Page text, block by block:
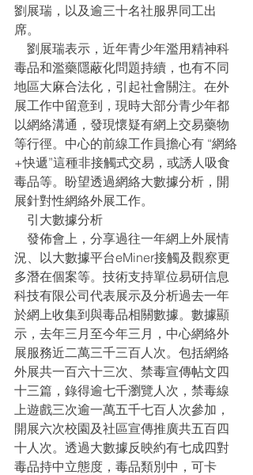
劉展瑞，以及逾三十名社服界同工出
席。
劉展瑞表示，近年青少年濫用精神科
毒品和濫藥隱蔽化問題持續，也有不同
地區大麻合法化，引起社會關注。在外
展工作中留意到，現時大部分青少年都
以網絡溝通，發現懷疑有網上交易藥物
等行徑。中心的前線工作員擔心有 “網絡
+快遞”這種非接觸式交易，或誘人吸食
毒品等。盼望透過網絡大數據分析，開
展針對性網絡外展工作。
引大數據分析
發佈會上，分享過往一年網上外展情
況、以大數據平台eMiner接觸及觀察更
多潛在個案等。技術支持單位易研信息
科技有限公司代表展示及分析過去一年
於網上收集到與毒品相關數據。數據顯
示，去年三月至今年三月，中心網絡外
展服務近二萬三千三百人次。包括網絡
外展共一百六十三次、禁毒宣傳帖文四
十三篇，錄得逾七千瀏覽人次，禁毒線
上遊戲三次逾一萬五千七百人次參加，
開展六次校園及社區宣傳推廣共五百四
十人次。透過大數據反映約有七成四對
毒品持中立態度，毒品類別中，可卡